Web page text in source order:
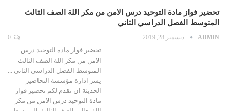
تحضير فواز مادة التوحيد درس الامن من مكر اللة الصف الثالث
المتوسط الفصل الدراسي الثاني
ADMIN ديسمبر 28, 2019
تحضير فواز مادة التوحيد درس
الامن من مكر اللة الصف الثالث
المتوسط الفصل الدراسي الثاني ...
يسر ادارة مؤسسة التحاضير
الحديثة ان تقدم لكم تحضير فواز
مادة التوحيد درس الامن من مكر